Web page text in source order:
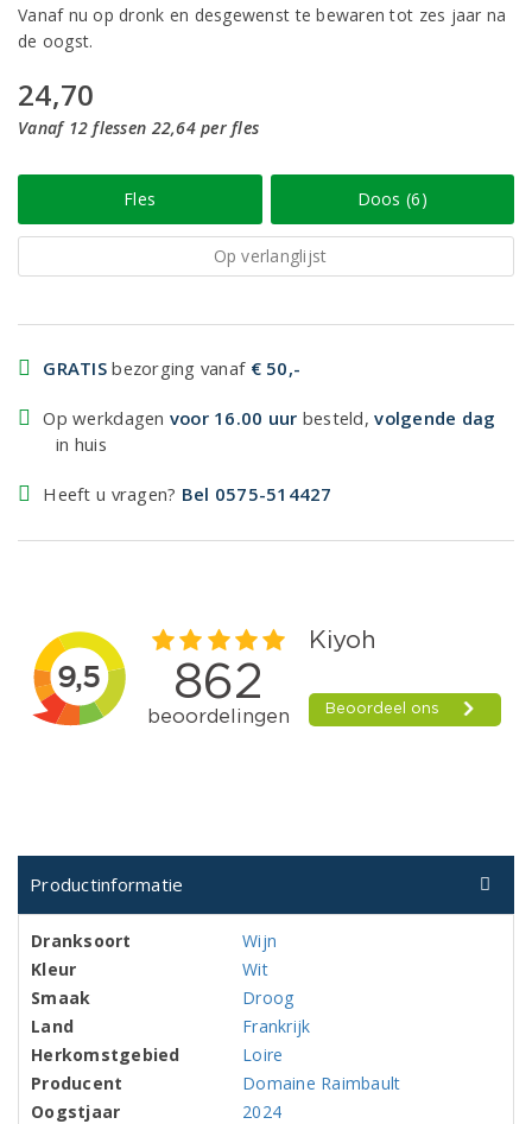
Vanaf nu op dronk en desgewenst te bewaren tot zes jaar na
de oogst.
24,70
Vanaf 12 flessen 22,64 per fles
Fles Doos (6)
Op verlanglijst
GRATIS bezorging vanaf € 50,-
Op werkdagen voor 16.00 uur besteld,volgende dag
in huis
Heeft u vragen? Bel 0575-514427
Productinformatie
Dranksoort
Wijn
Kleur
Wit
Smaak
Droog
Land
Frankrijk
Herkomstgebied
Loire
Producent
Domaine Raimbault
Oogstjaar
2024